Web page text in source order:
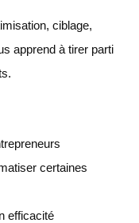
ciblage,
apprend à tirer parti
certaines
efficacité